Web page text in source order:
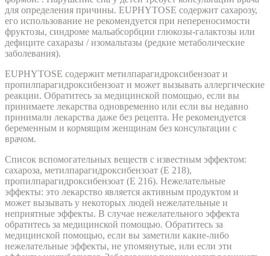
для определения причины. EUPHYTOSE содержит сахарозу,
его использование не рекомендуется при непереносимости
фруктозы, синдроме мальабсорбции глюкозы-галактозы или
дефиците сахаразы / изомальтазы (редкие метаболические
заболевания).
EUPHYTOSE содержит метилпарагидроксибензоат и
пропилпарагидроксибензоат и может вызывать аллергические
реакции. Обратитесь за медицинской помощью, если вы
принимаете лекарства одновременно или если вы недавно
принимали лекарства даже без рецепта. Не рекомендуется
беременным и кормящим женщинам без консультации с
врачом.
Список вспомогательных веществ с известным эффектом:
сахароза, метилпарагидроксибензоат (E 218),
пропилпарагидроксибензоат (E 216). Нежелательные
эффекты: это лекарство является активным продуктом и
может вызывать у некоторых людей нежелательные и
неприятные эффекты. В случае нежелательного эффекта
обратитесь за медицинской помощью. Обратитесь за
медицинской помощью, если вы заметили какие-либо
нежелательные эффекты, не упомянутые, или если эти